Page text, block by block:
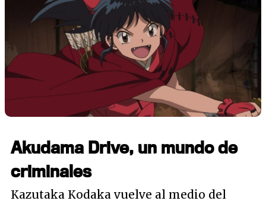
Akudama Drive, un mundo de
criminales
Kazutaka Kodaka vuelve al medio del